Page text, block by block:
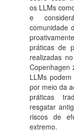
os LLMs
e
comunidade
práticas de
realizadas
Copenhagen
LLMs
por meio da
práticas
resgatar
riscos de
extremo.